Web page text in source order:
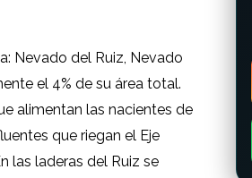
Nevado del Ruiz, Nevado
el 4% de su área total.
alimentan las nacientes de
que riegan el Eje
las laderas del Ruiz se